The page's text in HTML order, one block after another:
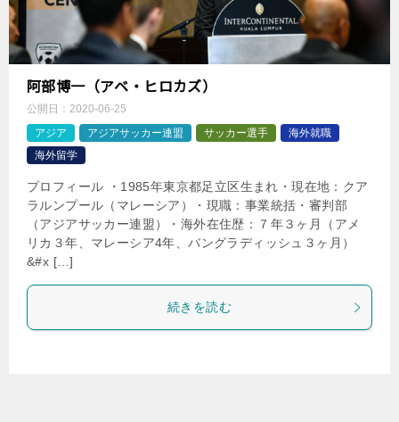
阿部博一（アベ・ヒロカズ）
公開日： 2020-06-25
アジア
アジアサッカー連盟 サッカー選手
海外就職
海外留学
プロフィール ・1985年東京都足立区生まれ・現在地：クア
ラルンプール（マレーシア）・現職：事業統括・審判部
（アジアサッカー連盟）・海外在住歴：７年３ヶ月（アメ
リカ３年、マレーシア4年、バングラディッシュ３ヶ月）
&#x […]
続きを読む